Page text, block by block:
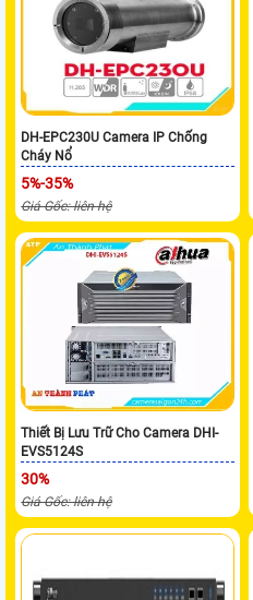
DH-EPC230U Camera IP Chống
Cháy Nổ
5%-35%
Giá Gốc: liên hệ
Thiết Bị Lưu Trữ Cho Camera DHI-
EVS5124S
30%
Giá Gốc: liên hệ